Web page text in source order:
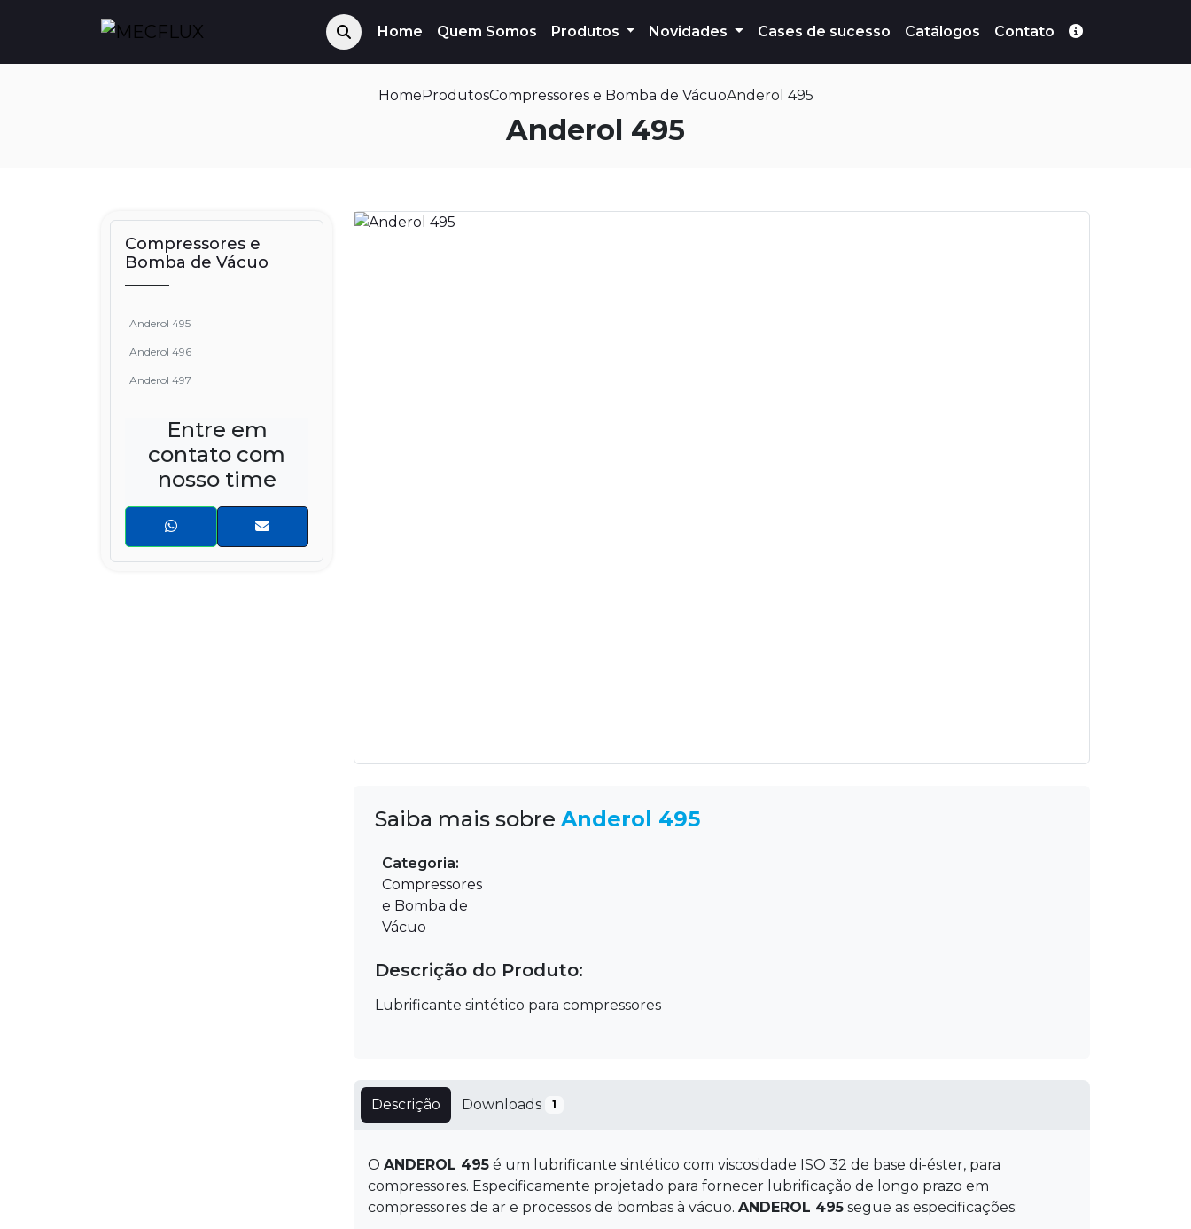
Home Quem Somos Produtos Novidades Cases de sucesso Catálogos Contato
HomeProdutosCompressores e Bomba de VácuoAnderol 495
Anderol 495
Saiba mais sobre Anderol 495
Categoria:
Compressores
e Bomba de
Vácuo
Descrição do Produto:
Lubrificante sintético para compressores
Descrição Downloads 1
O ANDEROL 495 é um lubrificante sintético com viscosidade ISO 32 de base di-éster, para
compressores. Especificamente projetado para fornecer lubrificação de longo prazo em
compressores de ar e processos de bombas à vácuo. ANDEROL 495 segue as especificações:
Compressores e
Bomba de Vácuo
Anderol 495
Anderol 496
Anderol 497
Entre em
contato com
nosso time